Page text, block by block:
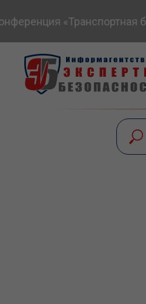
«Транспортная